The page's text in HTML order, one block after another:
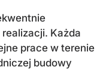
Każda
prace w terenie
budowy